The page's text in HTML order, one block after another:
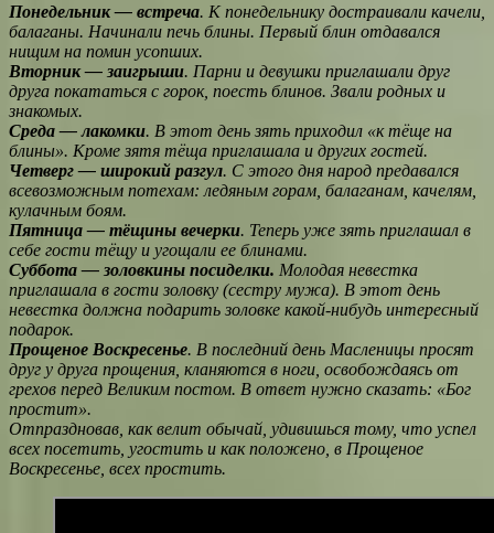
Понедельник — встреча. К понедельнику достраивали качели,
балаганы. Начинали печь блины. Первый блин отдавался
нищим на помин усопших.
Вторник — заигрыши. Парни и девушки приглашали друг
друга покататься с горок, поесть блинов. Звали родных и
знакомых.
Среда — лакомки. В этот день зять приходил «к тёще на
блины». Кроме зятя тёща приглашала и других гостей.
Четверг — широкий разгул. С этого дня народ предавался
всевозможным потехам: ледяным горам, балаганам, качелям,
кулачным боям.
Пятница — тёщины вечерки. Теперь уже зять приглашал в
себе гости тёщу и угощали ее блинами.
Суббота — золовкины посиделки. Молодая невестка
приглашала в гости золовку (сестру мужа). В этот день
невестка должна подарить золовке какой-нибудь интересный
подарок.
Прощеное Воскресенье. В последний день Масленицы просят
друг у друга прощения, кланяются в ноги, освобождаясь от
грехов перед Великим постом. В ответ нужно сказать: «Бог
простит».
Отпраздновав, как велит обычай, удивишься тому, что успел
всех посетить, угостить и как положено, в Прощеное
Воскресенье, всех простить.